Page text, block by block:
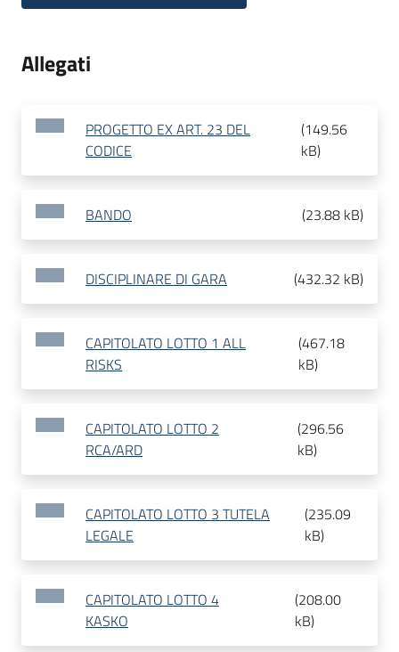
Allegati
PROGETTO EX ART. 23 DEL
CODICE
(149.56
kB)
BANDO (23.88 kB)
DISCIPLINARE DI GARA (432.32 kB)
CAPITOLATO LOTTO 1 ALL
RISKS
(467.18
kB)
CAPITOLATO LOTTO 2
RCA/ARD
(296.56
kB)
CAPITOLATO LOTTO 3 TUTELA
LEGALE
(235.09
kB)
CAPITOLATO LOTTO 4
KASKO
(208.00
kB)